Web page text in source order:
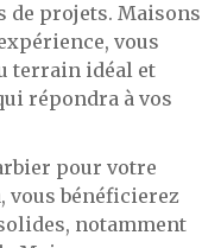
de projets. Maisons
vous
terrain idéal et
répondra à vos
pour votre
vous bénéficierez
notamment